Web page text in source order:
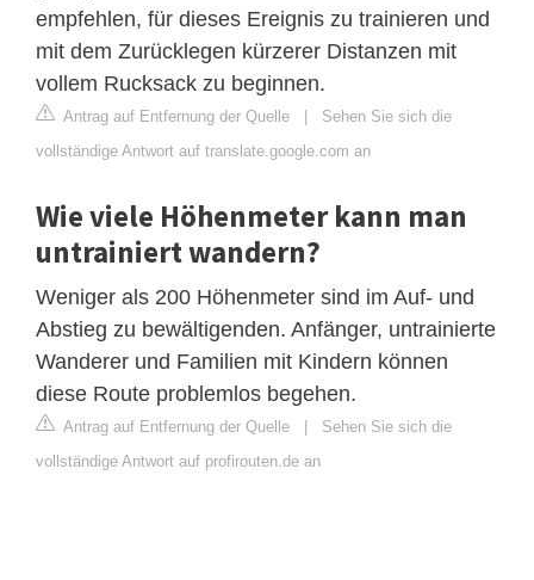
empfehlen, für dieses Ereignis zu trainieren und
mit dem Zurücklegen kürzerer Distanzen mit
vollem Rucksack zu beginnen.
Antrag auf Entfernung der Quelle | Sehen Sie sich die
vollständige Antwort auf translate.google.com an
Wie viele Höhenmeter kann man
untrainiert wandern?
Weniger als 200 Höhenmeter sind im Auf- und
Abstieg zu bewältigenden. Anfänger, untrainierte
Wanderer und Familien mit Kindern können
diese Route problemlos begehen.
Antrag auf Entfernung der Quelle | Sehen Sie sich die
vollständige Antwort auf profirouten.de an